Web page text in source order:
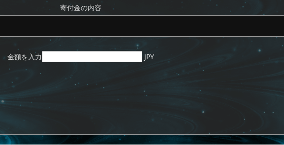
io
寄付金の内容
金額を入力 JPY